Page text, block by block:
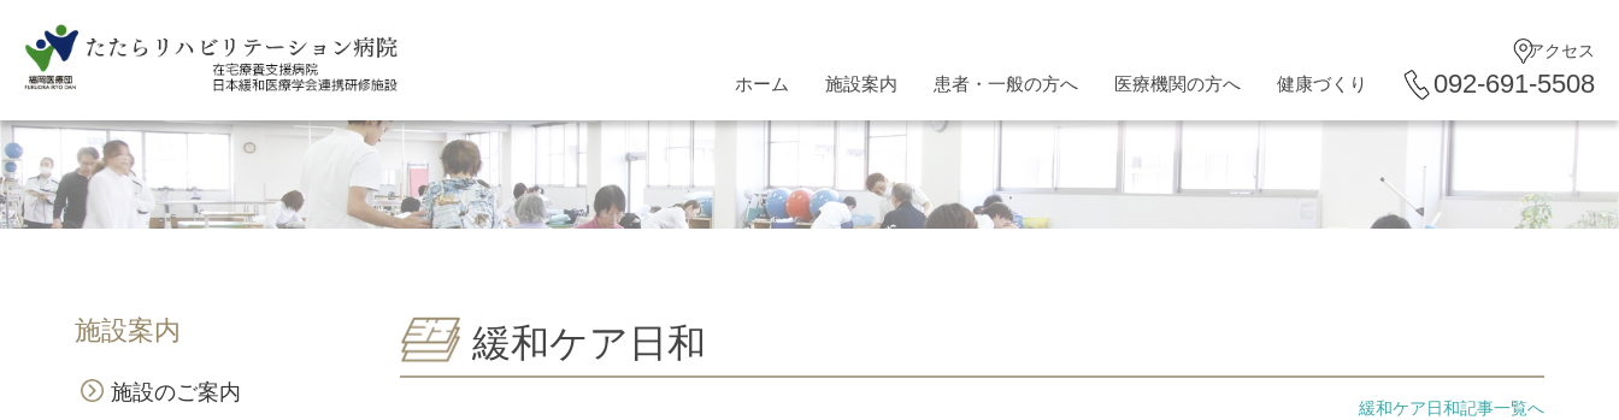
ホーム 施設案内 患者・一般の方へ 医療機関の方へ 健康づくり
アクセス
092-691-5508
施設案内
施設のご案内
緩和ケア日和
緩和ケア日和記事一覧へ